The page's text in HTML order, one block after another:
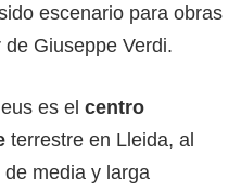
escenario para obras
Giuseppe Verdi.
es el centro
terrestre en Lleida, al
media y larga